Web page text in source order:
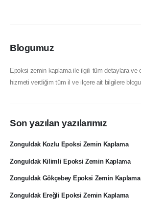
Blogumuz
Epoksi zemin kaplama ile ilgili tüm detaylara ve
hizmeti verdiğim tüm il ve ilçere ait bilgilere
Son yazılan yazılarımız
Zonguldak Kozlu Epoksi Zemin Kaplama
Zonguldak Kilimli Epoksi Zemin Kaplama
Zonguldak Gökçebey Epoksi Zemin Kaplama
Zonguldak Ereğli Epoksi Zemin Kaplama